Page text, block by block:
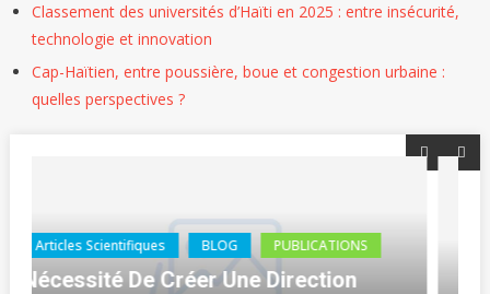
Classement des universités d’Haïti en 2025 : entre insécurité,
technologie et innovation
Cap-Haïtien, entre poussière, boue et congestion urbaine :
quelles perspectives ?
BLOG PUBLICATIONS Thèse (Ph.D.)